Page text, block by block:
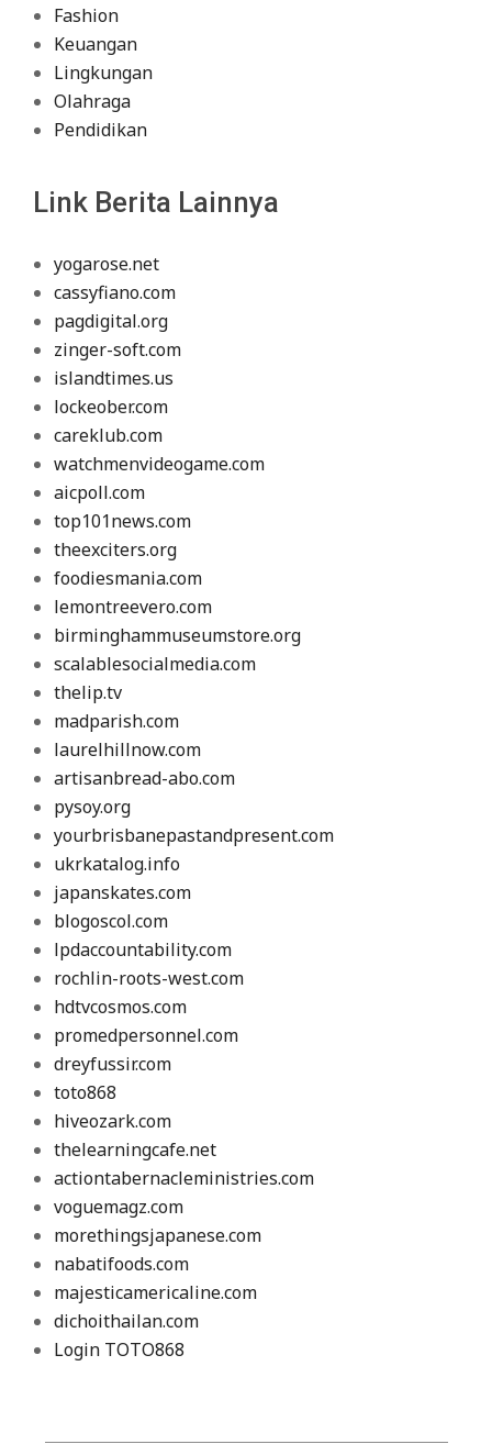
Fashion
Keuangan
Lingkungan
Olahraga
Pendidikan
Link Berita Lainnya
yogarose.net
cassyfiano.com
pagdigital.org
zinger-soft.com
islandtimes.us
lockeober.com
careklub.com
watchmenvideogame.com
aicpoll.com
top101news.com
theexciters.org
foodiesmania.com
lemontreevero.com
birminghammuseumstore.org
scalablesocialmedia.com
thelip.tv
madparish.com
laurelhillnow.com
artisanbread-abo.com
pysoy.org
yourbrisbanepastandpresent.com
ukrkatalog.info
japanskates.com
blogoscol.com
lpdaccountability.com
rochlin-roots-west.com
hdtvcosmos.com
promedpersonnel.com
dreyfussir.com
toto868
hiveozark.com
thelearningcafe.net
actiontabernacleministries.com
voguemagz.com
morethingsjapanese.com
nabatifoods.com
majesticamericaline.com
dichoithailan.com
Login TOTO868